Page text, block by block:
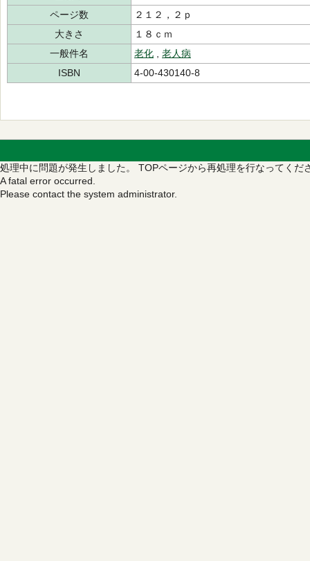
ページ数
２１２，２ｐ
大きさ
１８ｃｍ
一般件名
老化
老人病
ISBN
4-00-430140-8
処理中に問題が発生しました。 TOPページから再処理を行なってくだ
A fatal error occurred.
Please contact the system administrator.